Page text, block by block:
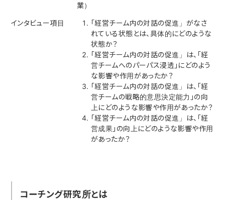
業）
インタビュー項目
「経営チーム内の対話の促進」がなさ
れている状態とは、具体的にどのような
状態か？
「経営チーム内の対話の促進」は、「経
営チームへのパーパス浸透」にどのよう
な影響や作用があったか？
「経営チーム内の対話の促進」は、「経
営チームの戦略的意思決定能力」の向
上にどのような影響や作用があったか？
「経営チーム内の対話の促進」は、「経
営成果」の向上にどのような影響や作用
があったか？
コーチング研究所とは